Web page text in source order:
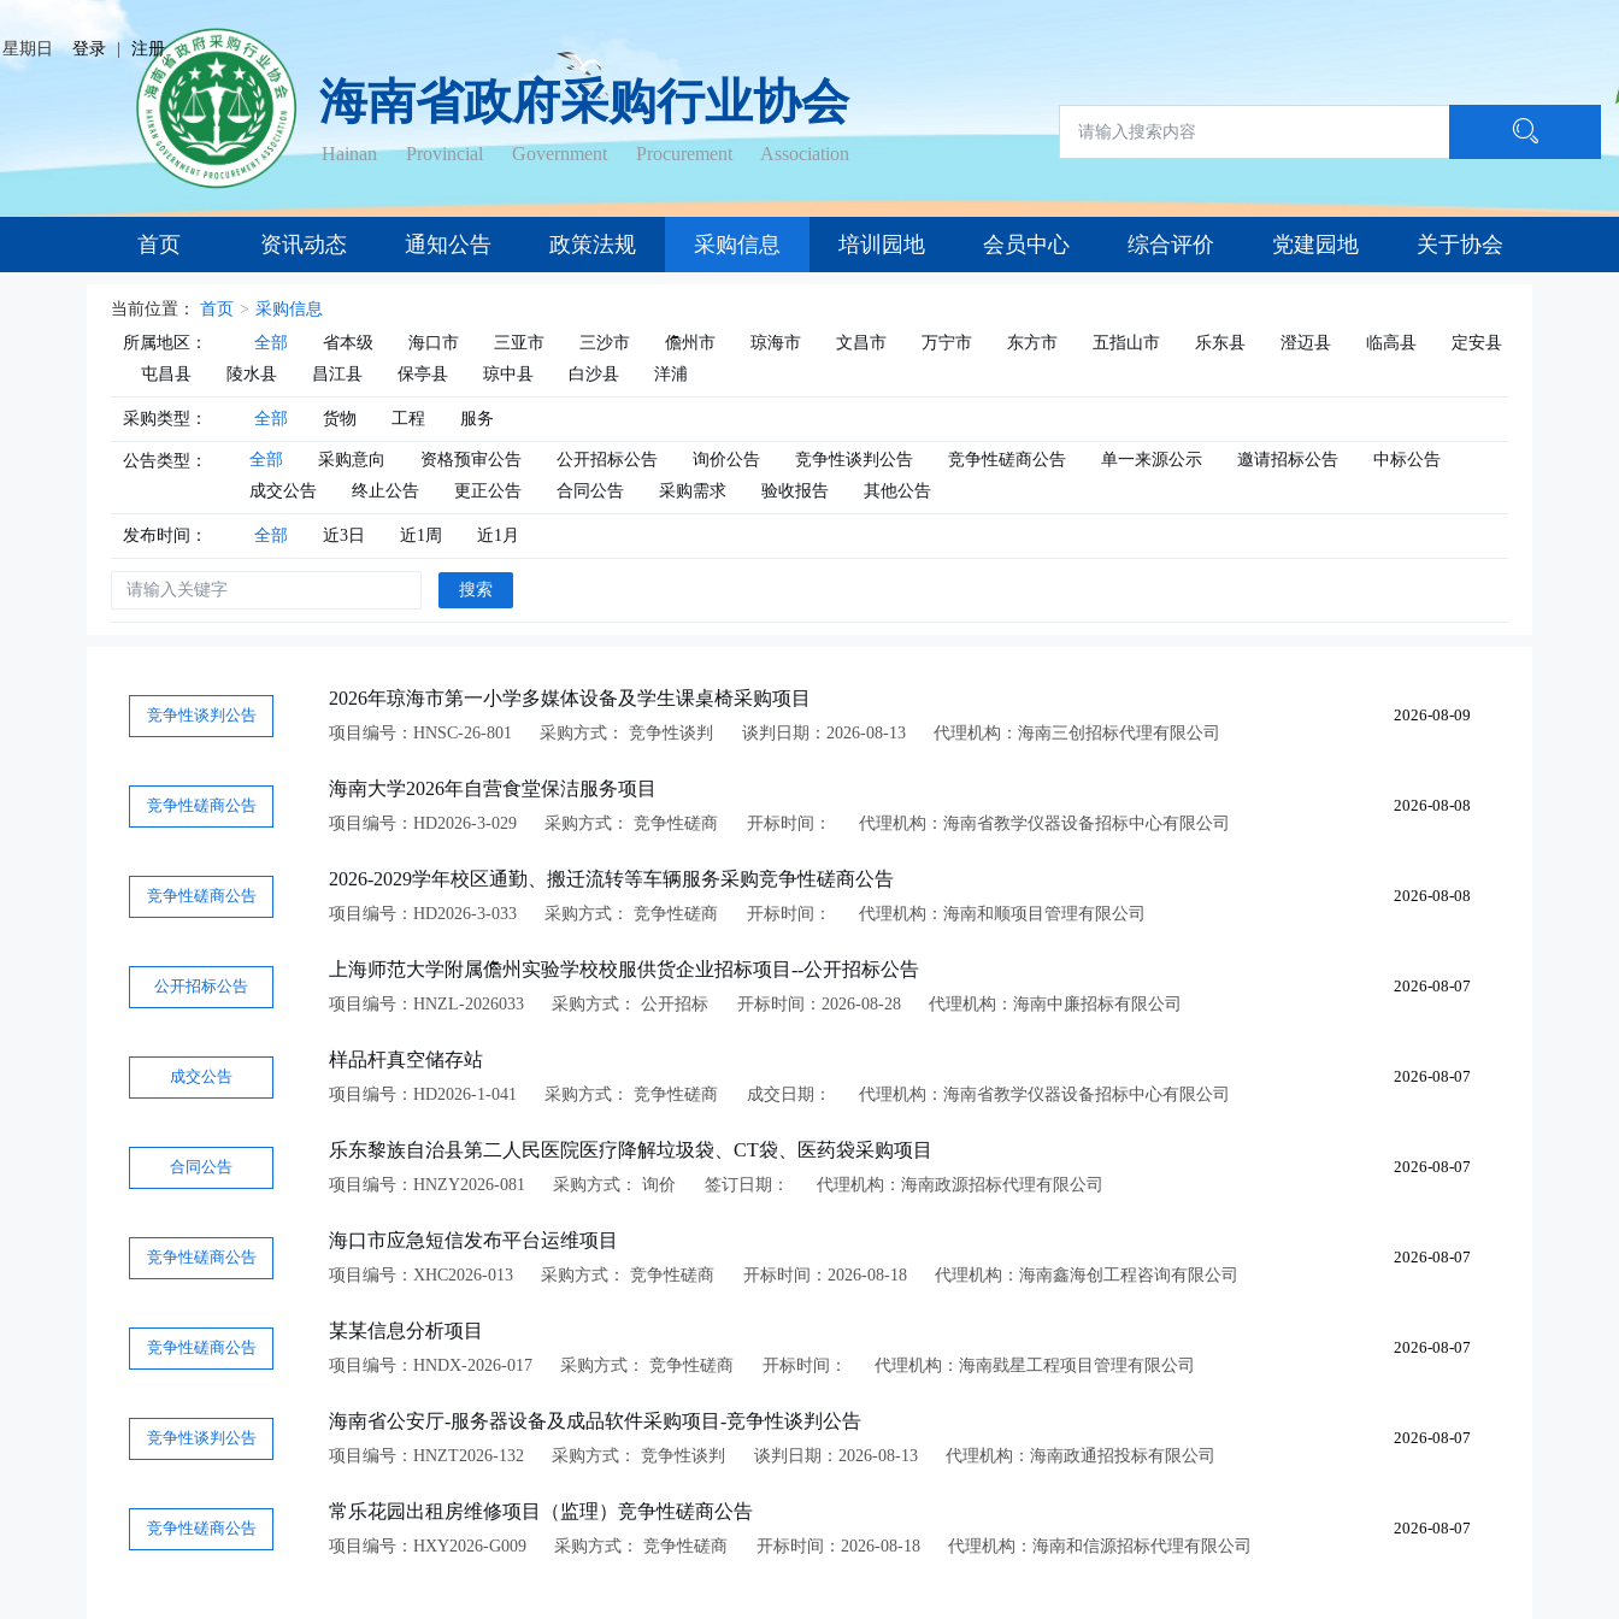
星期日 登录 | 注册
海南省政府采购行业协会
Hainan Provincial Government Procurement Association
首页 资讯动态 通知公告 政策法规 采购信息 培训园地 会员中心 综合评价 党建园地 关于协会
当前位置： 首页 > 采购信息
所属地区：
全部 省本级 海口市 三亚市 三沙市 儋州市 琼海市 文昌市 万宁市 东方市 五指山市 乐东县 澄迈县 临高县
定安县
屯昌县
陵水县 昌江县 保亭县 琼中县 白沙县 洋浦
采购类型： 全部 货物 工程 服务
公告类型： 全部 采购意向 资格预审公告 公开招标公告 询价公告 竞争性谈判公告 竞争性磋商公告 单一来源公示 邀请招标公告
中标公告
成交公告
终止公告 更正公告 合同公告 采购需求 验收报告 其他公告
发布时间： 全部 近3日 近1周 近1月
搜索
竞争性谈判公告
2026年琼海市第一小学多媒体设备及学生课桌椅采购项目
项目编号：HNSC-26-801 采购方式： 竞争性谈判 谈判日期：2026-08-13 代理机构：海南三创招标代理有限公司
2026-08-09
竞争性磋商公告
海南大学2026年自营食堂保洁服务项目
项目编号：HD2026-3-029 采购方式： 竞争性磋商 开标时间： 代理机构：海南省教学仪器设备招标中心有限公司
2026-08-08
竞争性磋商公告
2026-2029学年校区通勤、搬迁流转等车辆服务采购竞争性磋商公告
项目编号：HD2026-3-033 采购方式： 竞争性磋商 开标时间： 代理机构：海南和顺项目管理有限公司
2026-08-08
公开招标公告
上海师范大学附属儋州实验学校校服供货企业招标项目--公开招标公告
项目编号：HNZL-2026033 采购方式： 公开招标 开标时间：2026-08-28 代理机构：海南中廉招标有限公司
2026-08-07
成交公告
样品杆真空储存站
项目编号：HD2026-1-041 采购方式： 竞争性磋商 成交日期： 代理机构：海南省教学仪器设备招标中心有限公司
2026-08-07
合同公告
乐东黎族自治县第二人民医院医疗降解垃圾袋、CT袋、医药袋采购项目
项目编号：HNZY2026-081 采购方式： 询价 签订日期： 代理机构：海南政源招标代理有限公司
2026-08-07
竞争性磋商公告
海口市应急短信发布平台运维项目
项目编号：XHC2026-013 采购方式： 竞争性磋商 开标时间：2026-08-18 代理机构：海南鑫海创工程咨询有限公司
2026-08-07
竞争性磋商公告
某某信息分析项目
项目编号：HNDX-2026-017 采购方式： 竞争性磋商 开标时间： 代理机构：海南戥星工程项目管理有限公司
2026-08-07
竞争性谈判公告
海南省公安厅-服务器设备及成品软件采购项目-竞争性谈判公告
项目编号：HNZT2026-132 采购方式： 竞争性谈判 谈判日期：2026-08-13 代理机构：海南政通招投标有限公司
2026-08-07
竞争性磋商公告
常乐花园出租房维修项目（监理）竞争性磋商公告
项目编号：HXY2026-G009 采购方式： 竞争性磋商 开标时间：2026-08-18 代理机构：海南和信源招标代理有限公司
2026-08-07